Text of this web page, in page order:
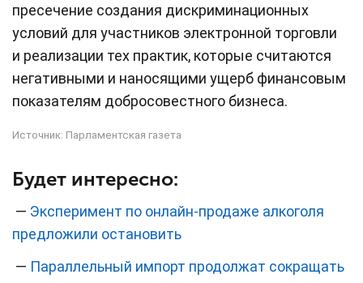
пресечение создания дискриминационных
условий для участников электронной торговли
и реализации тех практик, которые считаются
негативными и наносящими ущерб финансовым
показателям добросовестного бизнеса.
Источник: Парламентская газета
Будет интересно:
— Эксперимент по онлайн-продаже алкоголя
предложили остановить
— Параллельный импорт продолжат сокращать